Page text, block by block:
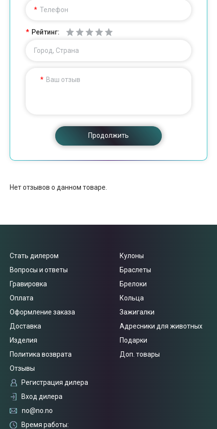
Телефон
Рейтинг:
Город, Страна
Ваш отзыв
Продолжить
Нет отзывов о данном товаре.
Стать дилером
Вопросы и ответы
Гравировка
Оплата
Оформление заказа
Доставка
Изделия
Политика возврата
Отзывы
Регистрация дилера
Вход дилера
Кулоны
Браслеты
Брелоки
Кольца
Зажигалки
Адресники для животных
Подарки
Доп. товары
no@no.no
Время работы: